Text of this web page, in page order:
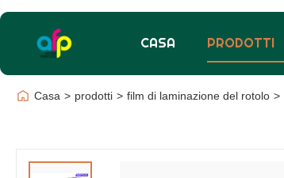
CASA PRODOTTI
Casa > prodotti > film di laminazione del rotolo >